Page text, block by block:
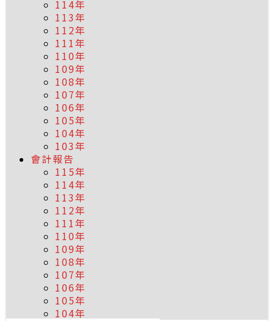
114年
113年
112年
111年
110年
109年
108年
107年
106年
105年
104年
103年
會計報告
115年
114年
113年
112年
111年
110年
109年
108年
107年
106年
105年
104年